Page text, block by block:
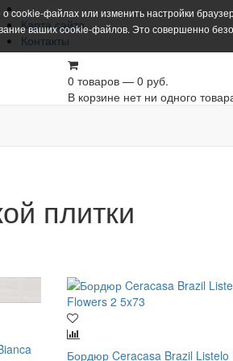
Карта сайта
Контакты
0 товаров — 0 руб.
В корзине нет ни одного
плитки
Бордюр Ceracasa Brazil Listelo
cookie-файлах или изменить настройки
ваших cookie-файлов. Это совершенно